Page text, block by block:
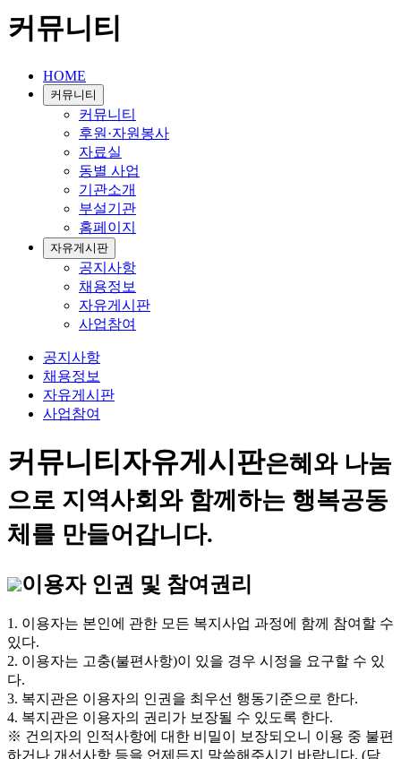
커뮤니티
HOME
커뮤니티
커뮤니티
후원·자원봉사
자료실
동별 사업
기관소개
부설기관
홈페이지
자유게시판
공지사항
채용정보
자유게시판
사업참여
공지사항
채용정보
자유게시판
사업참여
커뮤니티자유게시판은혜와 나눔
으로 지역사회와 함께하는 행복공동
체를 만들어갑니다.
이용자 인권 및 참여권리
1. 이용자는 본인에 관한 모든 복지사업 과정에 함께 참여할 수
있다.
2. 이용자는 고충(불편사항)이 있을 경우 시정을 요구할 수 있
다.
3. 복지관은 이용자의 인권을 최우선 행동기준으로 한다.
4. 복지관은 이용자의 권리가 보장될 수 있도록 한다.
※ 건의자의 인적사항에 대한 비밀이 보장되오니 이용 중 불편
하거나 개선사항 등을 언제든지 말씀해주시기 바랍니다. (담